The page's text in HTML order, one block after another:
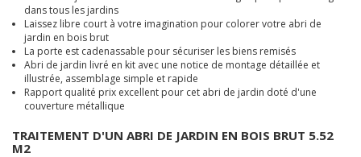
dans tous les jardins
Laissez libre court à votre imagination pour colorer votre abri de
jardin en bois brut
La porte est cadenassable pour sécuriser les biens remisés
Abri de jardin livré en kit avec une notice de montage détaillée et
illustrée, assemblage simple et rapide
Rapport qualité prix excellent pour cet abri de jardin doté d'une
couverture métallique
TRAITEMENT D'UN ABRI DE JARDIN EN BOIS BRUT 5.52
M2